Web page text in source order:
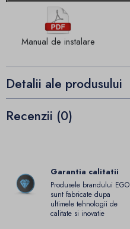
Manual de instalare
Detalii ale produsului
Recenzii (0)
Garantia calitatii
Produsele brandului EGO
sunt fabricate dupa
ultimele tehnologii de
calitate si inovatie